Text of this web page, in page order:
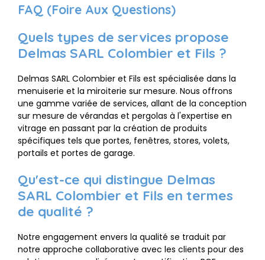
FAQ (Foire Aux Questions)
Quels types de services propose
Delmas SARL Colombier et Fils ?
Delmas SARL Colombier et Fils est spécialisée dans la
menuiserie et la miroiterie sur mesure. Nous offrons
une gamme variée de services, allant de la conception
sur mesure de vérandas et pergolas à l'expertise en
vitrage en passant par la création de produits
spécifiques tels que portes, fenêtres, stores, volets,
portails et portes de garage.
Qu'est-ce qui distingue Delmas
SARL Colombier et Fils en termes
de qualité ?
Notre engagement envers la qualité se traduit par
notre approche collaborative avec les clients pour des